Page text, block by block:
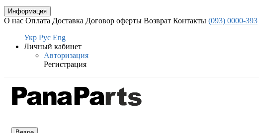
Информация
О нас Оплата Доставка Договор оферты Возврат Контакты (093) 0000-393
Укр Рус Eng
Личный кабинет
Авторизация
Регистрация